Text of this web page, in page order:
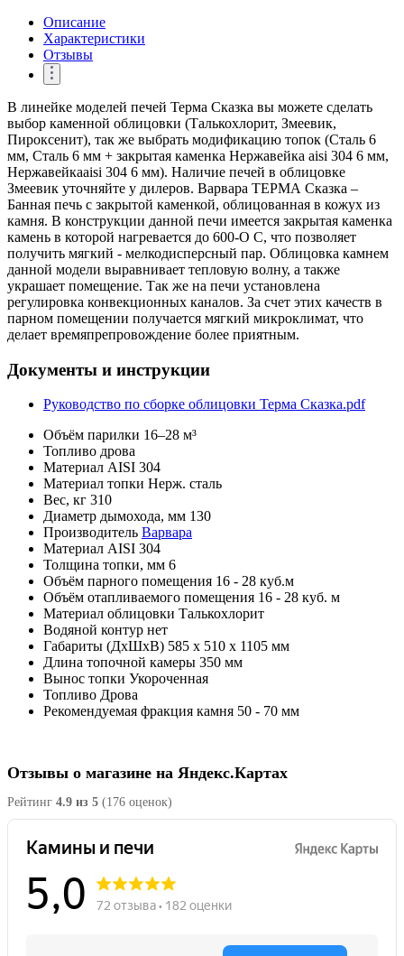
Описание
Характеристики
Отзывы
В линейке моделей печей Терма Сказка вы можете сделать
выбор каменной облицовки (Талькохлорит, Змеевик,
Пироксенит), так же выбрать модификацию топок (Сталь 6
мм, Сталь 6 мм + закрытая каменка Нержавейка aisi 304 6 мм,
Нержавейкаaisi 304 6 мм). Наличие печей в облицовке
Змеевик уточняйте у дилеров. Варвара ТЕРМА Сказка –
Банная печь с закрытой каменкой, облицованная в кожух из
камня. В конструкции данной печи имеется закрытая каменка
камень в которой нагревается до 600-О С, что позволяет
получить мягкий - мелкодисперсный пар. Облицовка камнем
данной модели выравнивает тепловую волну, а также
украшает помещение. Так же на печи установлена
регулировка конвекционных каналов. За счет этих качеств в
парном помещении получается мягкий микроклимат, что
делает времяпрепровождение более приятным.
Документы и инструкции
Руководство по сборке облицовки Терма Сказка.pdf
Объём парилки 16–28 м³
Топливо дрова
Материал AISI 304
Материал топки Нерж. сталь
Вес, кг 310
Диаметр дымохода, мм 130
Производитель Варвара
Материал AISI 304
Толщина топки, мм 6
Объём парного помещения 16 - 28 куб.м
Объём отапливаемого помещения 16 - 28 куб. м
Материал облицовки Талькохлорит
Водяной контур нет
Габариты (ДхШхВ) 585 х 510 х 1105 мм
Длина топочной камеры 350 мм
Вынос топки Укороченная
Топливо Дрова
Рекомендуемая фракция камня 50 - 70 мм
Отзывы о магазине на Яндекс.Картах
Рейтинг 4.9 из 5 (176 оценок)